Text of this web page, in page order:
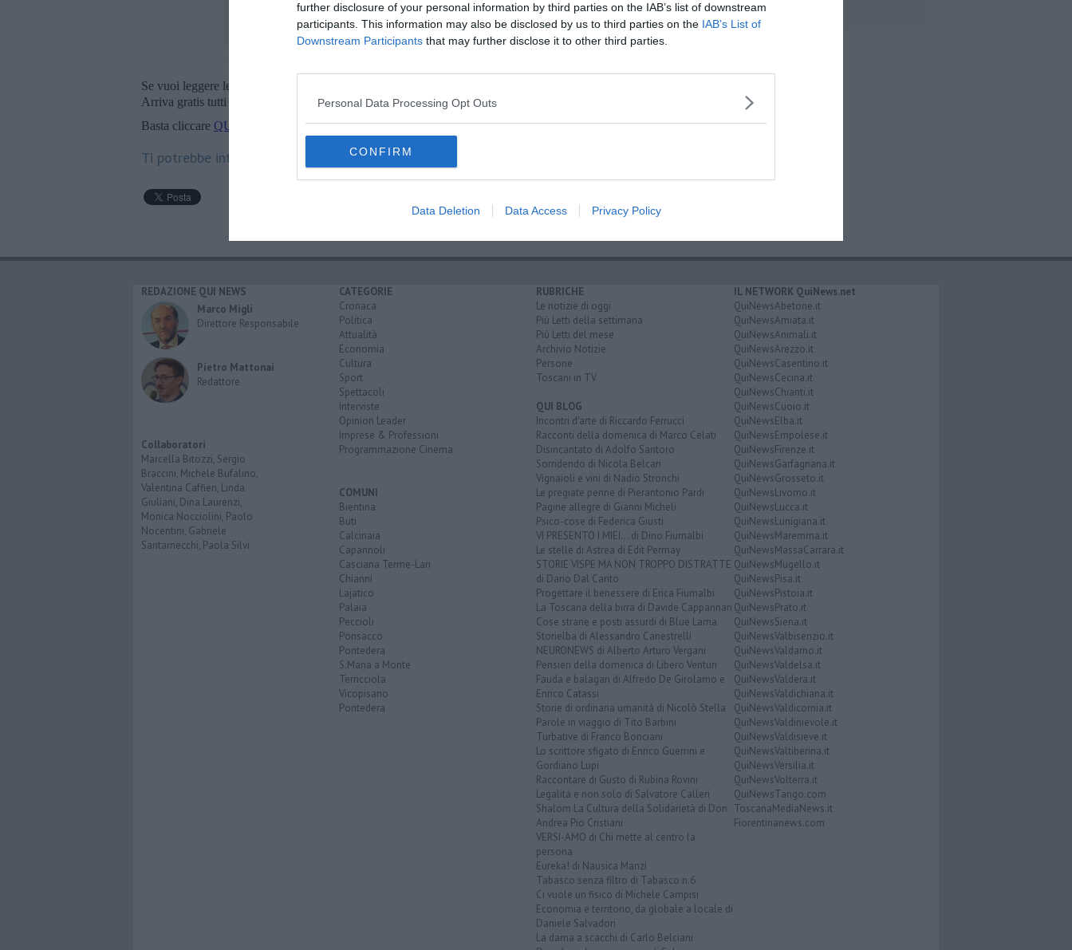
further disclosure of your personal information by third parties on the IAB’s list of downstream
participants. This information may also be disclosed by us to third parties on the IAB’s List of
Downstream Participants that may further disclose it to other third parties.
Personal Data Processing Opt Outs
CONFIRM
Data Deletion Data Access Privacy Policy
Se vuoi leggere le notizie principali della Toscana iscriviti alla
Arriva gratis tutti i giorni alle 20:00 direttamente nella tua casella di posta.
Basta cliccare QUI
Ti potrebbe interessare anche:
REDAZIONE QUI NEWS
Marco Migli
Direttore Responsabile
Pietro Mattonai
Redattore
Collaboratori
Marcella Bitozzi, Sergio
Braccini, Michele Bufalino,
Valentina Caffieri, Linda
Giuliani, Dina Laurenzi,
Monica Nocciolini, Paolo
Nocentini, Gabriele
Santarnecchi, Paola Silvi.
CATEGORIE
Cronaca
Politica
Attualità
Economia
Cultura
Sport
Spettacoli
Interviste
Opinion Leader
Imprese & Professioni
Programmazione Cinema
COMUNI
Bientina
Buti
Calcinaia
Capannoli
Casciana Terme-Lari
Chianni
Lajatico
Palaia
Peccioli
Ponsacco
Pontedera
S.Maria a Monte
Terricciola
Vicopisano
Pontedera
RUBRICHE
Le notizie di oggi
Più Letti della settimana
Più Letti del mese
Archivio Notizie
Persone
Toscani in TV
QUI BLOG
Incontri d'arte di Riccardo Ferrucci
Racconti della domenica di Marco Celati
Disincantato di Adolfo Santoro
Sorridendo di Nicola Belcari
Vignaioli e vini di Nadio Stronchi
Le pregiate penne di Pierantonio Pardi
Pagine allegre di Gianni Micheli
Psico-cose di Federica Giusti
VI PRESENTO I MIEI... di Dino Fiumalbi
Le stelle di Astrea di Edit Permay
STORIE VISPE MA NON TROPPO DISTRATTE
di Dario Dal Canto
Progettare il benessere di Erica Fiumalbi
La Toscana della birra di Davide Cappannari
Cose strane e posti assurdi di Blue Lama
Storielba di Alessandro Canestrelli
NEURONEWS di Alberto Arturo Vergani
Pensieri della domenica di Libero Venturi
Fauda e balagan di Alfredo De Girolamo e
Enrico Catassi
Storie di ordinaria umanità di Nicolò Stella
Parole in viaggio di Tito Barbini
Turbative di Franco Bonciani
Lo scrittore sfigato di Enrico Guerrini e
Gordiano Lupi
Raccontare di Gusto di Rubina Rovini
Legalità e non solo di Salvatore Calleri
Shalom La Cultura della Solidarietà di Don
Andrea Pio Cristiani
VERSI-AMO di Chi mette al centro la
persona
Eureka! di Nausica Manzi
Tabasco senza filtro di Tabasco n.6
Ci vuole un fisico di Michele Campisi
Economia e territorio, da globale a locale di
Daniele Salvadori
La dama a scacchi di Carlo Belciani
IL NETWORK QuiNews.net
QuiNewsAbetone.it
QuiNewsAmiata.it
QuiNewsAnimali.it
QuiNewsArezzo.it
QuiNewsCasentino.it
QuiNewsCecina.it
QuiNewsChianti.it
QuiNewsCuoio.it
QuiNewsElba.it
QuiNewsEmpolese.it
QuiNewsFirenze.it
QuiNewsGarfagnana.it
QuiNewsGrosseto.it
QuiNewsLivorno.it
QuiNewsLucca.it
QuiNewsLunigiana.it
QuiNewsMaremma.it
QuiNewsMassaCarrara.it
QuiNewsMugello.it
QuiNewsPisa.it
QuiNewsPistoia.it
QuiNewsPrato.it
QuiNewsSiena.it
QuiNewsValbisenzio.it
QuiNewsValdarno.it
QuiNewsValdelsa.it
QuiNewsValdera.it
QuiNewsValdichiana.it
QuiNewsValdicornia.it
QuiNewsValdinievole.it
QuiNewsValdisieve.it
QuiNewsValtiberina.it
QuiNewsVersilia.it
QuiNewsVolterra.it
QuiNewsTango.com
ToscanaMediaNews.it
Fiorentinanews.com